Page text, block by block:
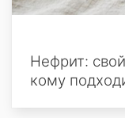
Нефрит:
кому